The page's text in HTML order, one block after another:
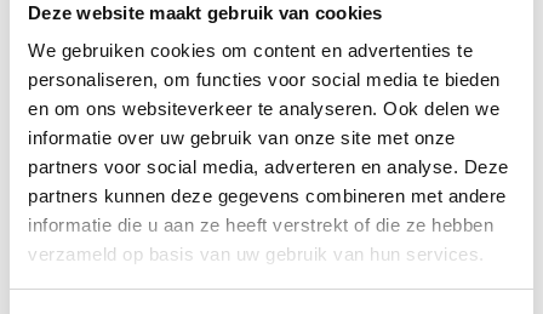
Deze website maakt gebruik van cookies
We gebruiken cookies om content en advertenties te
personaliseren, om functies voor social media te bieden
en om ons websiteverkeer te analyseren. Ook delen we
informatie over uw gebruik van onze site met onze
partners voor social media, adverteren en analyse. Deze
partners kunnen deze gegevens combineren met andere
informatie die u aan ze heeft verstrekt of die ze hebben
verzameld op basis van uw gebruik van hun services.
desgewenst kunnen ook beeldschermen met een
diagonaal van 20", 22", 32" of 40” (komt overeen met
ongeveer 55, 81 of 102 cm) tot 75 inch (op aanvraag) in
de spiegel worden ingebouwd. Of het nu aan de
onderkant, in het midden, rechts of links is - bij de
plaats laten we ons leiden door uw wensen.
Terwijl de tv stroom ontvangt via een standaardstekker,
wordt de spiegelverlichting rechtstreeks aangesloten